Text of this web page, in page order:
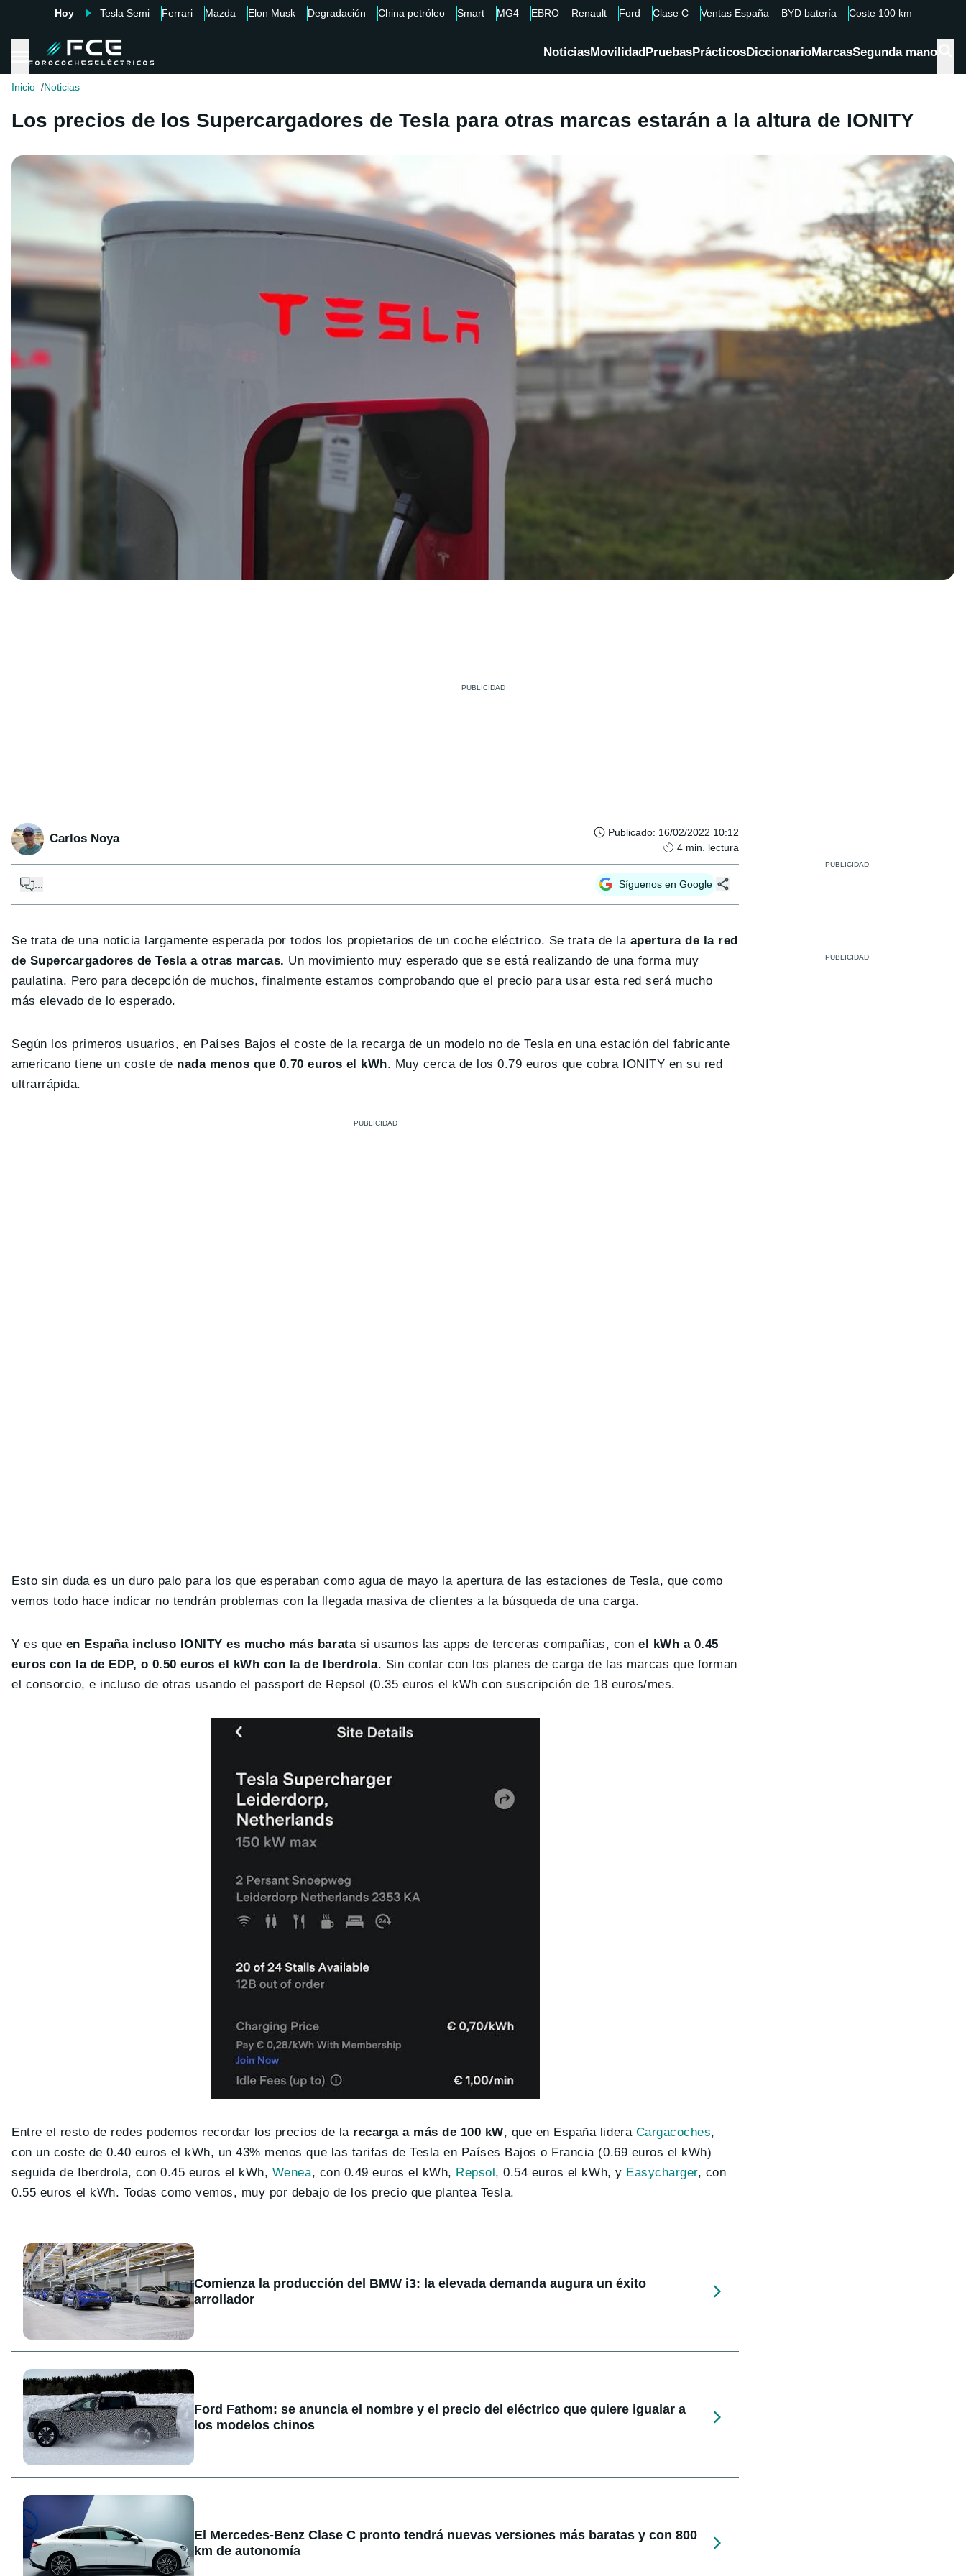
Hoy Tesla Semi Ferrari Mazda Elon Musk Degradación China petróleo Smart MG4 EBRO Renault Ford Clase C Ventas España BYD batería Coste 100 km
NoticiasMovilidadPruebasPrácticosDiccionarioMarcasSegunda mano
Inicio Noticias
Los precios de los Supercargadores de Tesla para otras marcas estarán a la altura de IONITY
Carlos Noya Publicado: 16/02/2022 10:12
4 min. lectura
Síguenos en Google
Se trata de una noticia largamente esperada por todos los propietarios de un coche eléctrico. Se trata de la apertura de la red
de Supercargadores de Tesla a otras marcas. Un movimiento muy esperado que se está realizando de una forma muy
paulatina. Pero para decepción de muchos, finalmente estamos comprobando que el precio para usar esta red será mucho
más elevado de lo esperado.
Según los primeros usuarios, en Países Bajos el coste de la recarga de un modelo no de Tesla en una estación del fabricante
americano tiene un coste de nada menos que 0.70 euros el kWh. Muy cerca de los 0.79 euros que cobra IONITY en su red
ultrarrápida.
Esto sin duda es un duro palo para los que esperaban como agua de mayo la apertura de las estaciones de Tesla, que como
vemos todo hace indicar no tendrán problemas con la llegada masiva de clientes a la búsqueda de una carga.
Y es que en España incluso IONITY es mucho más baratasi usamos las apps de terceras compañías, conel kWh a 0.45
euros con la de EDP, o 0.50 euros el kWh con la de Iberdrola. Sin contar con los planes de carga de las marcas que forman
el consorcio, e incluso de otras usando el passport de Repsol (0.35 euros el kWh con suscripción de 18 euros/mes.
Entre el resto de redes podemos recordar los precios de la recarga a más de 100 kW, que en España lidera Cargacoches,
con un coste de 0.40 euros el kWh, un 43% menos que las tarifas de Tesla en Países Bajos o Francia (0.69 euros el kWh)
seguida de Iberdrola, con 0.45 euros el kWh, Wenea, con 0.49 euros el kWh, Repsol, 0.54 euros el kWh, y Easycharger, con
0.55 euros el kWh. Todas como vemos, muy por debajo de los precio que plantea Tesla.
Comienza la producción del BMW i3: la elevada demanda augura un éxito
arrollador
Ford Fathom: se anuncia el nombre y el precio del eléctrico que quiere igualar a
los modelos chinos
El Mercedes-Benz Clase C pronto tendrá nuevas versiones más baratas y con 800
km de autonomía